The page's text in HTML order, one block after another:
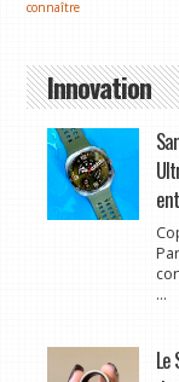
connaître
Innovation
...
Le